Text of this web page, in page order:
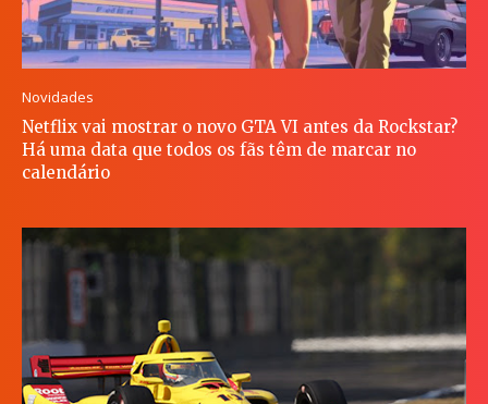
Novidades
Netflix vai mostrar o novo GTA VI antes da Rockstar?
Há uma data que todos os fãs têm de marcar no
calendário